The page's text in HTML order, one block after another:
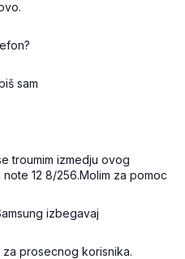
sam
troumim izmedju ovog
note 12 8/256.Molim za pomoc
izbegavaj
prosecnog korisnika.